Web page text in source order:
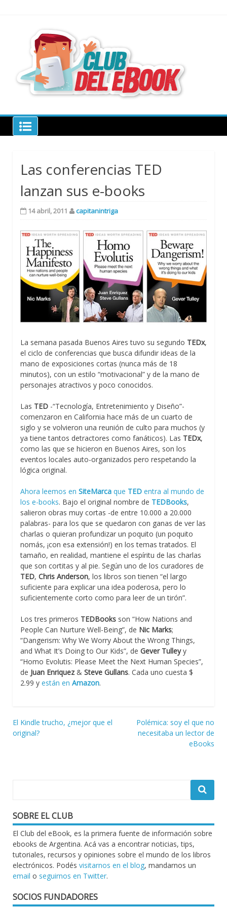
Club del ebook
Las conferencias TED
lanzan sus e-books
14 abril, 2011 capitanintriga
La semana pasada Buenos Aires tuvo su segundo TEDx,
el ciclo de conferencias que busca difundir ideas de la
mano de exposiciones cortas (nunca más de 18
minutos), con un estilo “motivacional” y de la mano de
personajes atractivos y poco conocidos.
Las TED -“Tecnología, Entretenimiento y Diseño”-
comenzaron en California hace más de un cuarto de
siglo y se volvieron una reunión de culto para muchos (y
ya tiene tantos detractores como fanáticos). Las TEDx,
como las que se hicieron en Buenos Aires, son los
eventos locales auto-organizados pero respetando la
lógica original.
Ahora leemos en SiteMarca que TED entra al mundo de
los e-books. Bajo el original nombre de TEDBooks,
salieron obras muy cortas -de entre 10.000 a 20.000
palabras- para los que se quedaron con ganas de ver las
charlas o quieran profundizar un poquito (un poquito
nomás, ¡con esa extensión!) en los temas tratados. El
tamaño, en realidad, mantiene el espíritu de las charlas
que son cortitas y al pie. Según uno de los curadores de
TED, Chris Anderson, los libros son tienen “el largo
suficiente para explicar una idea poderosa, pero lo
suficientemente corto como para leer de un tirón”.
Los tres primeros TEDBooks son “How Nations and
People Can Nurture Well-Being”, de Nic Marks;
“Dangerism: Why We Worry About the Wrong Things,
and What It’s Doing to Our Kids”, de Gever Tulleyy
“Homo Evolutis: Please Meet the Next Human Species”,
de Juan Enriquez & Steve Gullans. Cada uno cuesta $
2.99 y están en Amazon.
Navegación
de
El Kindle trucho, ¿mejor que el
original?
Polémica: soy el que no
necesitaba un lector de
eBooks
SOBRE EL CLUB
El Club del eBook, es la primera fuente de información sobre
ebooks de Argentina. Acá vas a encontrar noticias, tips,
tutoriales, recursos y opiniones sobre el mundo de los libros
electrónicos. Podés visitarnos en el blog, mandarnos un
email o seguirnos en Twitter.
SOCIOS FUNDADORES